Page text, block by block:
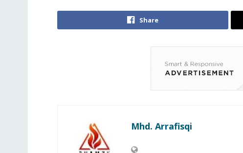
Share
Mhd. Arrafisqi